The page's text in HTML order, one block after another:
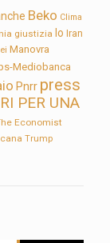
Beko Clima
giustizia Io Iran
Manovra
Mediobanca
Pnrr press
PER UNA
Economist
Trump